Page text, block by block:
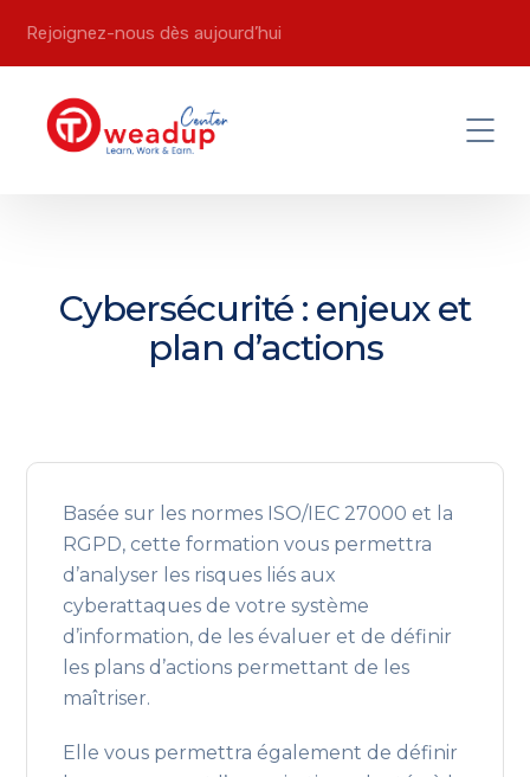
Rejoignez-nous dès aujourd’hui
Cybersécurité : enjeux et
plan d’actions
Basée sur les normes ISO/IEC 27000 et la
RGPD, cette formation vous permettra
d’analyser les risques liés aux
cyberattaques de votre système
d’information, de les évaluer et de définir
les plans d’actions permettant de les
maîtriser.
Elle vous permettra également de définir